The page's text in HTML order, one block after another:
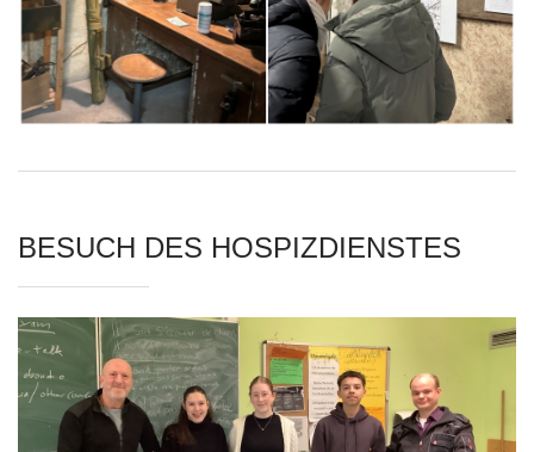
BESUCH DES HOSPIZDIENSTES